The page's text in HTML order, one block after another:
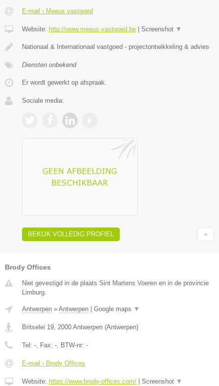
E-mail › Meeus vastgoed
Website: http://www.meeus-vastgoed.be Screenshot ▼
Nationaal & Internationaal vastgoed - projectontwikkeling & advies
Diensten onbekend
Er wordt gewerkt op afspraak.
Sociale media:
BEKIJK VOLLEDIG PROFIEL
Brody Offices
Niet gevestigd in de plaats Sint Martens Voeren en in de provincie
Limburg.
Antwerpen » Antwerpen | Google maps ▼
Britselei 19 2000 Antwerpen (Antwerpen)
Tel: - , Fax: - , BTW-nr: -
E-mail › Brody Offices
Website: https://www.brody-offices.com/ | Screenshot ▼